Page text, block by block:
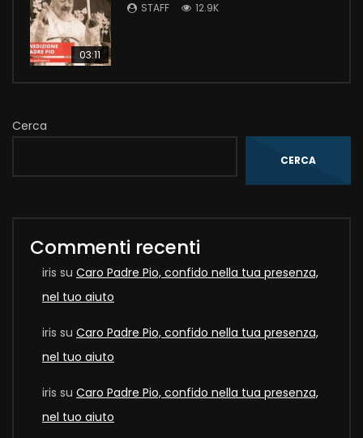
03:11
STAFF 12.9K
Cerca
CERCA
Commenti recenti
iris su Caro Padre Pio, confido nella tua presenza,
nel tuo aiuto
iris su Caro Padre Pio, confido nella tua presenza,
nel tuo aiuto
iris su Caro Padre Pio, confido nella tua presenza,
nel tuo aiuto